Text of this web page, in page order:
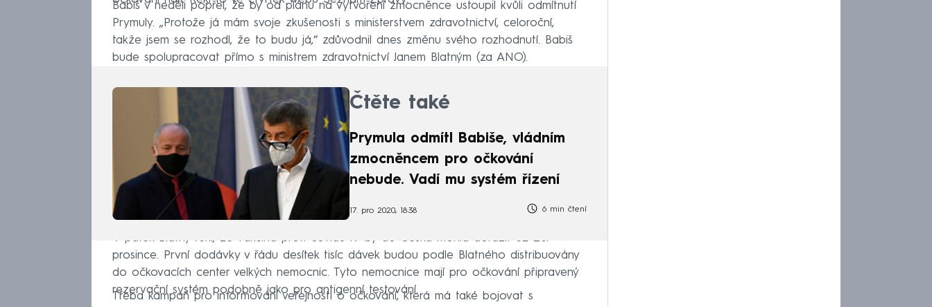
Babiš v neděli popřel, že by od plánu na vytvoření zmocněnce ustoupil kvůli odmítnutí
Prymuly. „Protože já mám svoje zkušenosti s ministerstvem zdravotnictví, celoroční,
takže jsem se rozhodl, že to budu já,“ zdůvodnil dnes změnu svého rozhodnutí. Babiš
bude spolupracovat přímo s ministrem zdravotnictví Janem Blatným (za ANO).
Čtěte také
Prymula odmítl Babiše, vládním
zmocněncem pro očkování
nebude. Vadí mu systém řízení
17. pro 2020, 18:38 6 min čtení
V pátek Blatný řekl, že vakcína proti covidu-19 by do Česka mohla dorazit už 26.
prosince. První dodávky v řádu desítek tisíc dávek budou podle Blatného distribuovány
do očkovacích center velkých nemocnic. Tyto nemocnice mají pro očkování připravený
rezervační systém podobně jako pro antigenní testování.
Třeba kampaň pro informování veřejnosti o očkování, která má také bojovat s